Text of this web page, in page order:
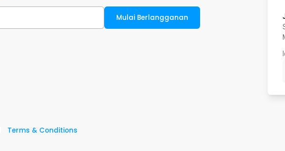
Mulai Berlangganan
Terms & Conditions